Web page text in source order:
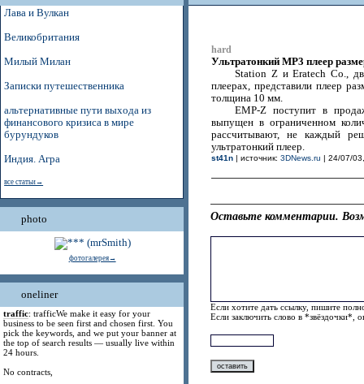
Лава и Вулкан
Великобритания
Милый Милан
Записки путешественника
альтернативные пути выхода из
финансового кризиса в мире
бурундуков
Индия. Агра
все статьи→
photo
фотогалерея→
oneliner
traffic: trafficWe make it easy for your
business to be seen first and chosen first. You
pick the keywords, and we put your banner at
the top of search results — usually live within
24 hours.
No contracts,
hard
Ультратонкий MP3 плеер
Station Z и Eratech Co.,
плеерах, представили плеер
толщина 10 мм.
EMP-Z поступит в
выпущен в ограниченном
рассчитывают, не каждый
ультратонкий плеер.
st41n| источник: 3DNews.ru | 24/07/
Оставьте комментарии.
Если хотите дать ссылку, пишите
Если заключить слово в *звёздочки*,